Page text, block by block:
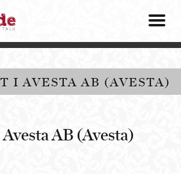
I AVESTA AB (AVESTA)
AB (Avesta)
OM
VÅRA
HITTA